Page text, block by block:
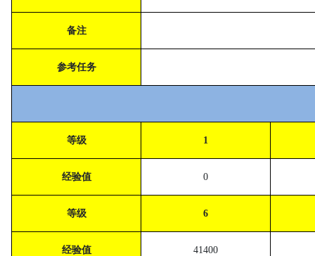
备注
参考任务
等级 1
经验值 0
等级 6
经验值 41400